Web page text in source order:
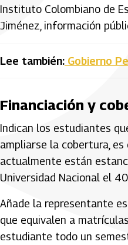
Instituto Colombiano de
Jiménez, información
Lee también: Gobierno
Financiación y
Indican los estudiantes
ampliarse la cobertura,
actualmente están
Universidad Nacional el
Añade la representante
que equivalen a
estudiante todo un